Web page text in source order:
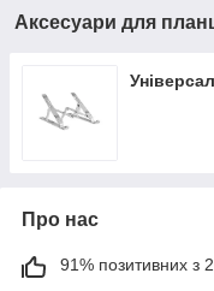
Аксесуари для
Про нас
91% позитивних з